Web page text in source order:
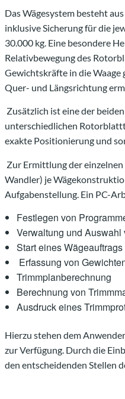
Das Wägesystem besteht
inklusive Sicherung für die
30.000 kg. Eine besondere
Relativbewegung des
Gewichtskräfte in die Waage
Quer- und Längsrichtung
Zusätzlich ist eine der
unterschiedlichen
exakte Positionierung und
Zur Ermittlung der
Wandler) je
Aufgabenstellung. Ein PC-
Festlegen von
Verwaltung und Auswahl
Start eines Wägeauftrags
Erfassung von
Trimmplanberechnung
Berechnung von
Ausdruck eines
Hierzu stehen dem
zur Verfügung. Durch die
den entscheidenden Stellen